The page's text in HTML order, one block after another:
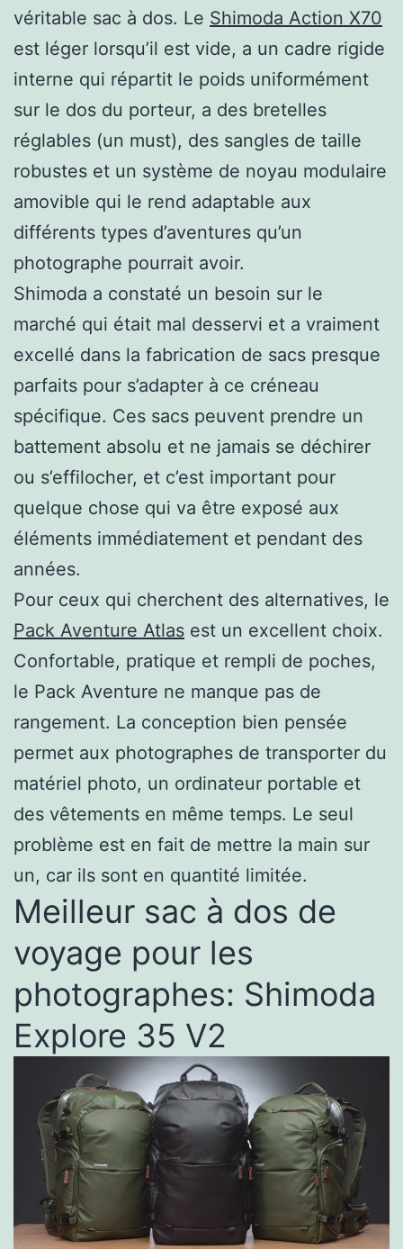
véritable sac à dos. Le Shimoda Action X70
est léger lorsqu’il est vide, a un cadre rigide
interne qui répartit le poids uniformément
sur le dos du porteur, a des bretelles
réglables (un must), des sangles de taille
robustes et un système de noyau modulaire
amovible qui le rend adaptable aux
différents types d’aventures qu’un
photographe pourrait avoir.
Shimoda a constaté un besoin sur le
marché qui était mal desservi et a vraiment
excellé dans la fabrication de sacs presque
parfaits pour s’adapter à ce créneau
spécifique. Ces sacs peuvent prendre un
battement absolu et ne jamais se déchirer
ou s’effilocher, et c’est important pour
quelque chose qui va être exposé aux
éléments immédiatement et pendant des
années.
Pour ceux qui cherchent des alternatives, le
Pack Aventure Atlas est un excellent choix.
Confortable, pratique et rempli de poches,
le Pack Aventure ne manque pas de
rangement. La conception bien pensée
permet aux photographes de transporter du
matériel photo, un ordinateur portable et
des vêtements en même temps. Le seul
problème est en fait de mettre la main sur
un, car ils sont en quantité limitée.
Meilleur sac à dos de
voyage pour les
photographes: Shimoda
Explore 35 V2